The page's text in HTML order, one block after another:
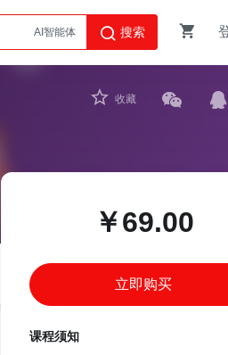
AI智能体
Python
搜索
收藏
￥69.00
立即购买
课程须知